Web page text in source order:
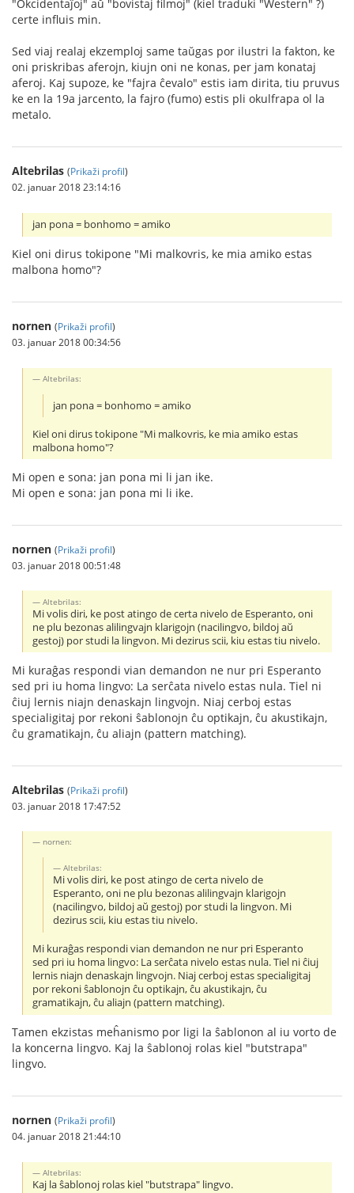
"Okcidentaĵoj" aŭ "bovistaj filmoj" (kiel traduki "Western" ?)
certe influis min.
Sed viaj realaj ekzemploj same taŭgas por ilustri la fakton, ke
oni priskribas aferojn, kiujn oni ne konas, per jam konataj
aferoj. Kaj supoze, ke "fajra ĉevalo" estis iam dirita, tiu pruvus
ke en la 19a jarcento, la fajro (fumo) estis pli okulfrapa ol la
metalo.
Altebrilas (Prikaži profil)
02. januar 2018 23:14:16
jan pona = bonhomo = amiko
Kiel oni dirus tokipone "Mi malkovris, ke mia amiko estas
malbona homo"?
nornen (Prikaži profil)
03. januar 2018 00:34:56
Altebrilas:
jan pona = bonhomo = amiko
Kiel oni dirus tokipone "Mi malkovris, ke mia amiko estas
malbona homo"?
Mi open e sona: jan pona mi li jan ike.
Mi open e sona: jan pona mi li ike.
nornen (Prikaži profil)
03. januar 2018 00:51:48
Altebrilas:
Mi volis diri, ke post atingo de certa nivelo de Esperanto, oni
ne plu bezonas alilingvajn klarigojn (nacilingvo, bildoj aŭ
gestoj) por studi la lingvon. Mi dezirus scii, kiu estas tiu nivelo.
Mi kuraĝas respondi vian demandon ne nur pri Esperanto
sed pri iu homa lingvo: La serĉata nivelo estas nula. Tiel ni
ĉiuj lernis niajn denaskajn lingvojn. Niaj cerboj estas
specialigitaj por rekoni ŝablonojn ĉu optikajn, ĉu akustikajn,
ĉu gramatikajn, ĉu aliajn (pattern matching).
Altebrilas (Prikaži profil)
03. januar 2018 17:47:52
nornen:
Altebrilas:
Mi volis diri, ke post atingo de certa nivelo de
Esperanto, oni ne plu bezonas alilingvajn klarigojn
(nacilingvo, bildoj aŭ gestoj) por studi la lingvon. Mi
dezirus scii, kiu estas tiu nivelo.
Mi kuraĝas respondi vian demandon ne nur pri Esperanto
sed pri iu homa lingvo: La serĉata nivelo estas nula. Tiel ni ĉiuj
lernis niajn denaskajn lingvojn. Niaj cerboj estas specialigitaj
por rekoni ŝablonojn ĉu optikajn, ĉu akustikajn, ĉu
gramatikajn, ĉu aliajn (pattern matching).
Tamen ekzistas meĥanismo por ligi la ŝablonon al iu vorto de
la koncerna lingvo. Kaj la ŝablonoj rolas kiel "butstrapa"
lingvo.
nornen (Prikaži profil)
04. januar 2018 21:44:10
Altebrilas:
Kaj la ŝablonoj rolas kiel "butstrapa" lingvo.